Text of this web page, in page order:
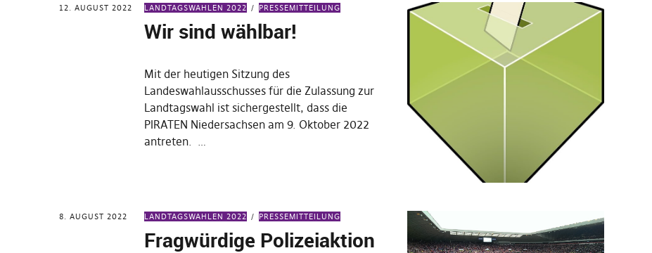
12. AUGUST 2022 LANDTAGSWAHLEN 2022 PRESSEMITTEILUNG
Wir sind wählbar!
Mit der heutigen Sitzung des
Landeswahlausschusses für die Zulassung zur
Landtagswahl ist sichergestellt, dass die
PIRATEN Niedersachsen am 9. Oktober 2022
antreten. …
8. AUGUST 2022 LANDTAGSWAHLEN 2022 PRESSEMITTEILUNG
Fragwürdige Polizeiaktion